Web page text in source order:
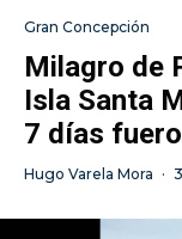
Gran Concepción
Milagro de
Isla Santa
7 días
Hugo Varela Mora ·